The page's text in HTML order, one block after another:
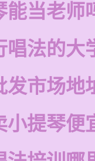
能当老师
唱法的大
发市场地
小提琴便